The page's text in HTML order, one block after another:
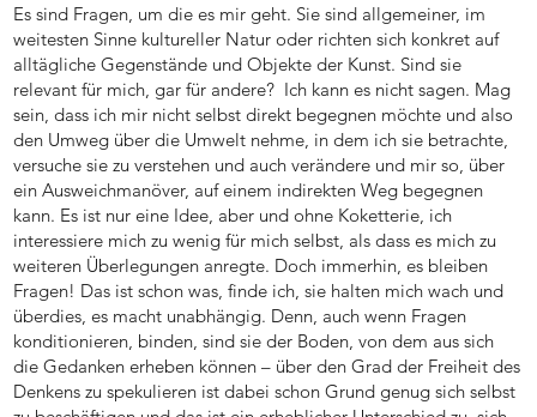
Es sind Fragen, um die es mir geht. Sie sind allgemeiner, im
weitesten Sinne kultureller Natur oder richten sich konkret auf
alltägliche Gegenstände und Objekte der Kunst. Sind sie
relevant für mich, gar für andere? Ich kann es nicht sagen. Mag
sein, dass ich mir nicht selbst direkt begegnen möchte und also
den Umweg über die Umwelt nehme, in dem ich sie betrachte,
versuche sie zu verstehen und auch verändere und mir so, über
ein Ausweichmanöver, auf einem indirekten Weg begegnen
kann. Es ist nur eine Idee, aber und ohne Koketterie, ich
interessiere mich zu wenig für mich selbst, als dass es mich zu
weiteren Überlegungen anregte. Doch immerhin, es bleiben
Fragen! Das ist schon was, finde ich, sie halten mich wach und
überdies, es macht unabhängig. Denn, auch wenn Fragen
konditionieren, binden, sind sie der Boden, von dem aus sich
die Gedanken erheben können – über den Grad der Freiheit des
Denkens zu spekulieren ist dabei schon Grund genug sich selbst